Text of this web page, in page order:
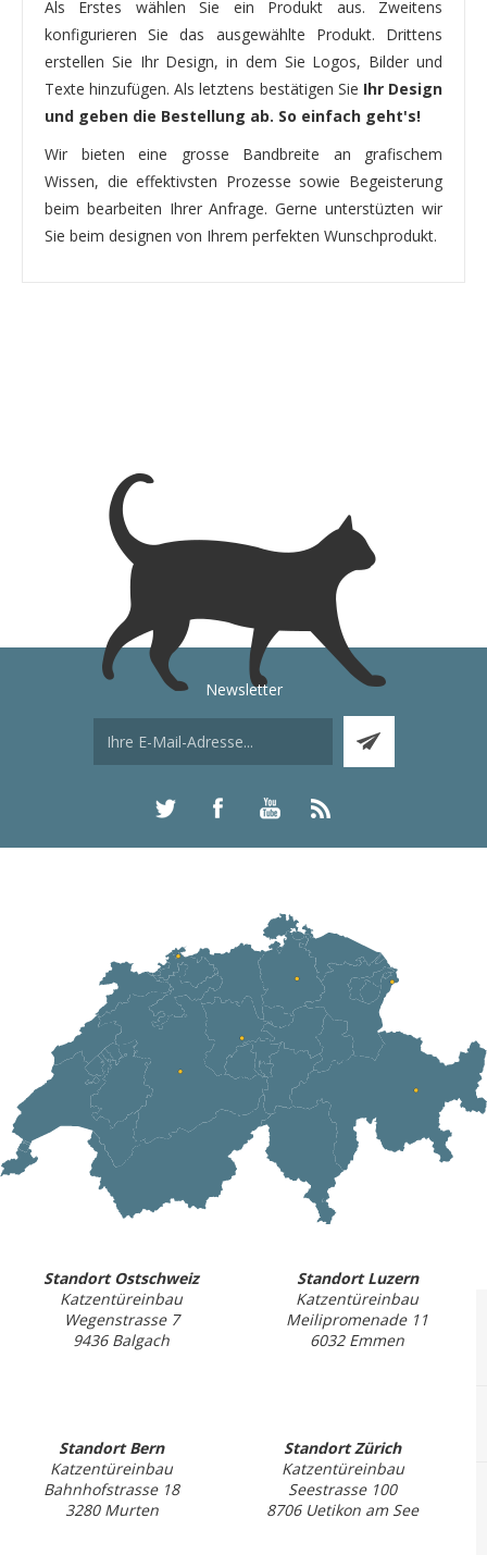
Als Erstes wählen Sie ein Produkt aus. Zweitens
konfigurieren Sie das ausgewählte Produkt. Drittens
erstellen Sie Ihr Design, in dem Sie Logos, Bilder und
Texte hinzufügen. Als letztens bestätigen Sie Ihr Design
und geben die Bestellung ab. So einfach geht's!
Wir bieten eine grosse Bandbreite an grafischem
Wissen, die effektivsten Prozesse sowie Begeisterung
beim bearbeiten Ihrer Anfrage. Gerne unterstüzten wir
Sie beim designen von Ihrem perfekten Wunschprodukt.
Newsletter
Standort Ostschweiz
Katzentüreinbau
Wegenstrasse 7
9436 Balgach
Standort Luzern
Katzentüreinbau
Meilipromenade 11
6032 Emmen
Standort Bern
Katzentüreinbau
Bahnhofstrasse 18
3280 Murten
Standort Zürich
Katzentüreinbau
Seestrasse 100
8706 Uetikon am See